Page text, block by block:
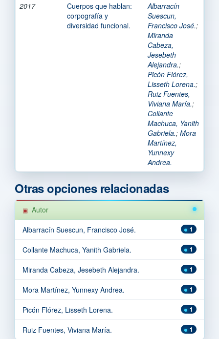
2017
Cuerpos que hablan:
corpografía y
diversidad funcional.
Albarracín
Suescun,
Francisco José.;
Miranda
Cabeza,
Jesebeth
Alejandra.;
Picón Flórez,
Lisseth Lorena.;
Ruiz Fuentes,
Viviana María.;
Collante
Machuca, Yanith
Gabriela.; Mora
Martínez,
Yunnexy
Andrea.
Otras opciones relacionadas
Autor
1
Albarracín Suescun, Francisco José.
1
Collante Machuca, Yanith Gabriela.
1
Miranda Cabeza, Jesebeth Alejandra.
1
Mora Martínez, Yunnexy Andrea.
1
Picón Flórez, Lisseth Lorena.
1
Ruiz Fuentes, Viviana María.